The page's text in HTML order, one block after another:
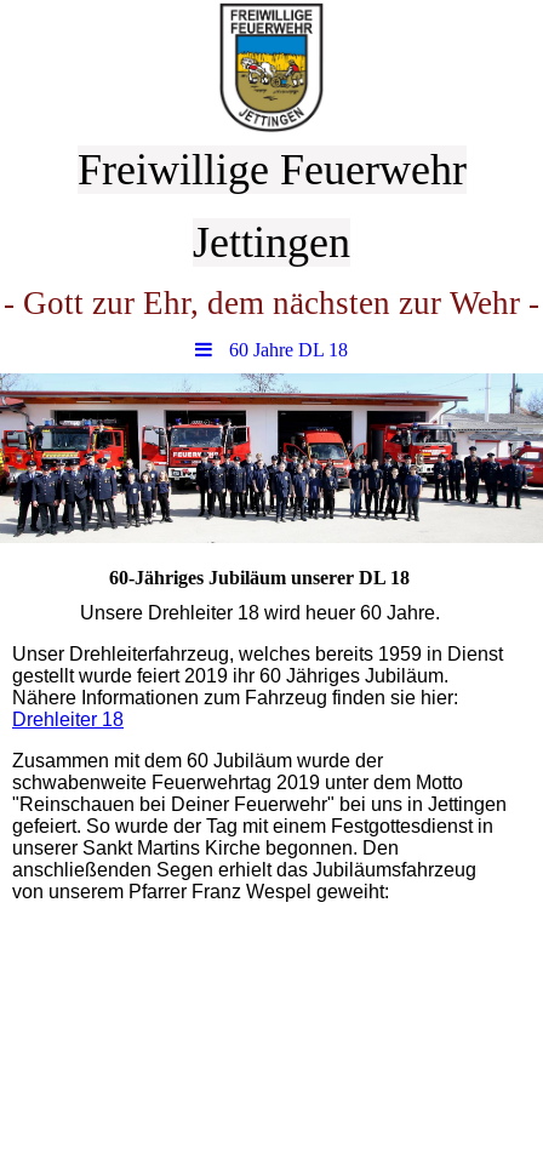
Freiwillige Feuerwehr
Jettingen
- Gott zur Ehr, dem nächsten zur Wehr -
60 Jahre DL 18
60-Jähriges Jubiläum unserer DL 18
Unsere Drehleiter 18 wird heuer 60 Jahre.
Unser Drehleiterfahrzeug, welches bereits 1959 in Dienst
gestellt wurde feiert 2019 ihr 60 Jähriges Jubiläum.
Nähere Informationen zum Fahrzeug finden sie hier:
Drehleiter 18
Zusammen mit dem 60 Jubiläum wurde der
schwabenweite Feuerwehrtag 2019 unter dem Motto
"Reinschauen bei Deiner Feuerwehr" bei uns in Jettingen
gefeiert. So wurde der Tag mit einem Festgottesdienst in
unserer Sankt Martins Kirche begonnen. Den
anschließenden Segen erhielt das Jubiläumsfahrzeug
von unserem Pfarrer Franz Wespel geweiht: